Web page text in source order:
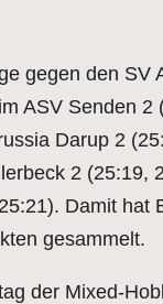
gegen den SV
ASV Senden 2
Darup 2
2 (25:19,
Damit hat
gesammelt.
der Mixed-